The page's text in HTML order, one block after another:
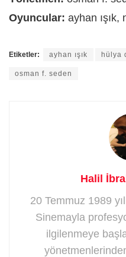
Oyuncular: ayhan
Etiketler: ayhan ışık hülya
osman f. seden
Halil
20 Temmuz 1989
Sinemayla
ilgilenmeye